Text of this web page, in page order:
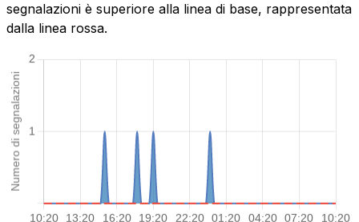
segnalazioni è superiore alla linea di base, rappresentata
dalla linea rossa.